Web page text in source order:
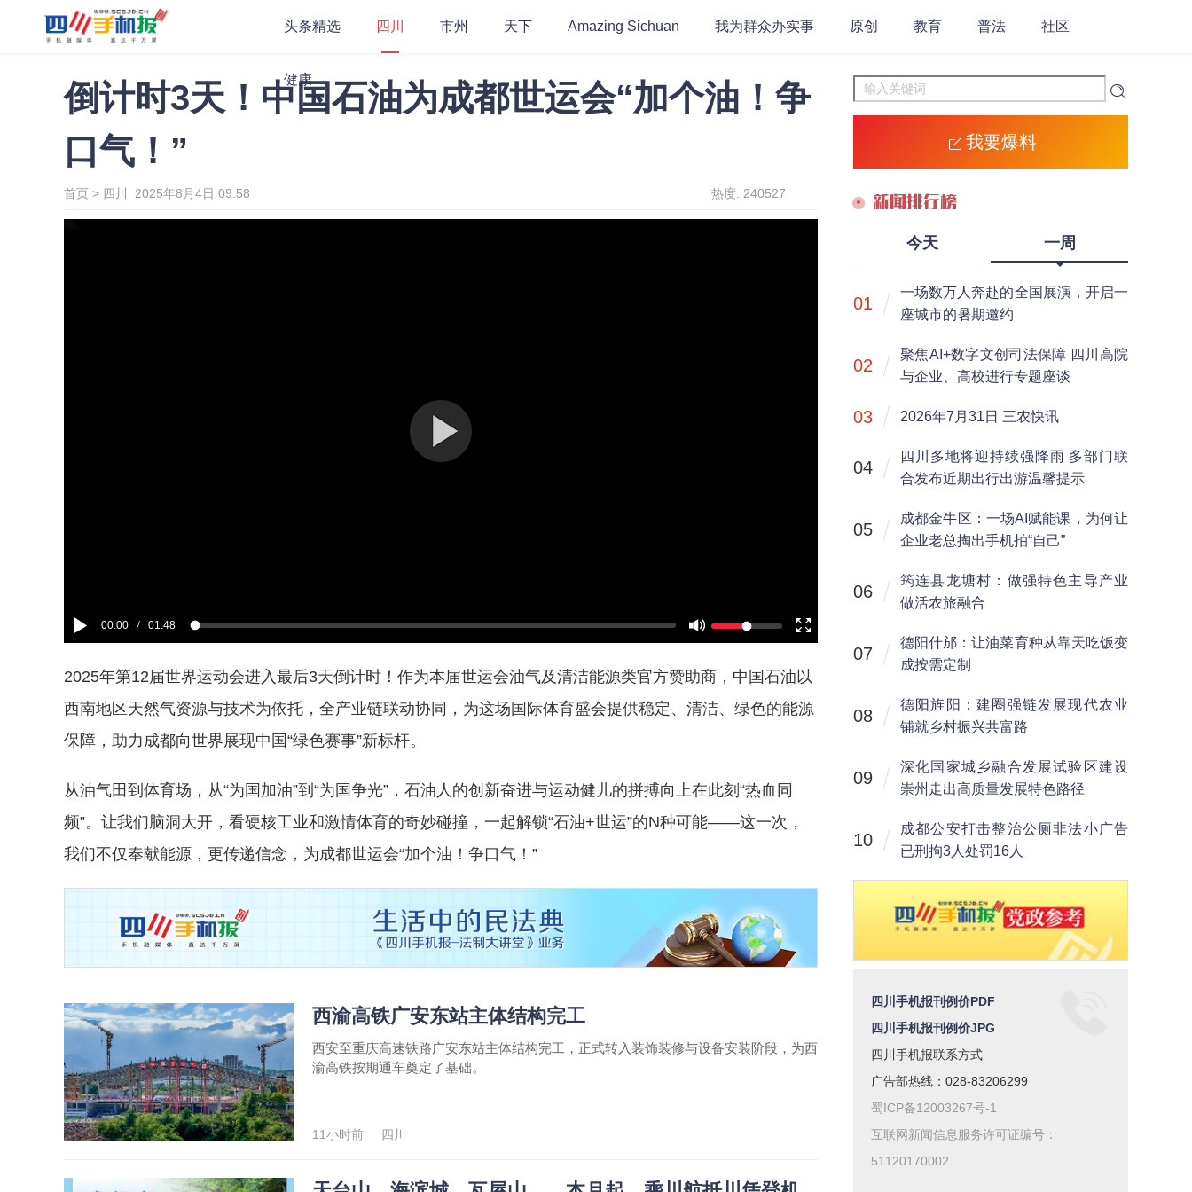
头条精选 四川 市州 天下 Amazing Sichuan 我为群众办实事 原创 教育 普法 社区
健康
倒计时3天！中国石油为成都世运会“加个油！争
口气！”
首页 > 四川 2025年8月4日 09:58 热度: 240527
00:00 / 01:48
2025年第12届世界运动会进入最后3天倒计时！作为本届世运会油气及清洁能源类官方赞助商，中国石油以
西南地区天然气资源与技术为依托，全产业链联动协同，为这场国际体育盛会提供稳定、清洁、绿色的能源
保障，助力成都向世界展现中国“绿色赛事”新标杆。
从油气田到体育场，从“为国加油”到“为国争光”，石油人的创新奋进与运动健儿的拼搏向上在此刻“热血同
频”。让我们脑洞大开，看硬核工业和激情体育的奇妙碰撞，一起解锁“石油+世运”的N种可能——这一次，
我们不仅奉献能源，更传递信念，为成都世运会“加个油！争口气！”
西渝高铁广安东站主体结构完工
西安至重庆高速铁路广安东站主体结构完工，正式转入装饰装修与设备安装阶段，为西
渝高铁按期通车奠定了基础。
11小时前 四川
我要爆料
新闻排行榜
今天 一周
01
一场数万人奔赴的全国展演，开启一
座城市的暑期邀约
02
聚焦AI+数字文创司法保障 四川高院
与企业、高校进行专题座谈
03 2026年7月31日 三农快讯
04
四川多地将迎持续强降雨 多部门联
合发布近期出行出游温馨提示
05
成都金牛区：一场AI赋能课，为何让
企业老总掏出手机拍“自己”
06
筠连县龙塘村：做强特色主导产业
做活农旅融合
07
德阳什邡：让油菜育种从靠天吃饭变
成按需定制
08
德阳旌阳：建圈强链发展现代农业
铺就乡村振兴共富路
09
深化国家城乡融合发展试验区建设
崇州走出高质量发展特色路径
10
成都公安打击整治公厕非法小广告
已刑拘3人处罚16人
四川手机报刊例价PDF
四川手机报刊例价JPG
四川手机报联系方式
广告部热线：028-83206299
蜀ICP备12003267号-1
互联网新闻信息服务许可证编号：
51120170002